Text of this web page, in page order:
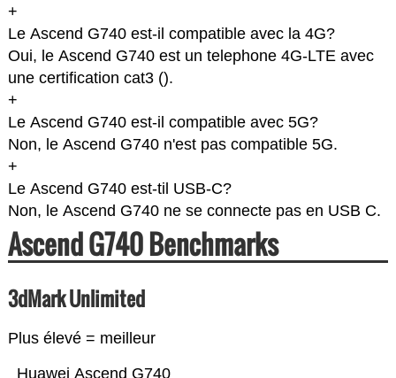
+
Le Ascend G740 est-il compatible avec la 4G?
Oui, le Ascend G740 est un telephone 4G-LTE avec
une certification cat3 ().
+
Le Ascend G740 est-il compatible avec 5G?
Non, le Ascend G740 n'est pas compatible 5G.
+
Le Ascend G740 est-til USB-C?
Non, le Ascend G740 ne se connecte pas en USB C.
Ascend G740 Benchmarks
3dMark Unlimited
Plus élevé = meilleur
Huawei Ascend G740